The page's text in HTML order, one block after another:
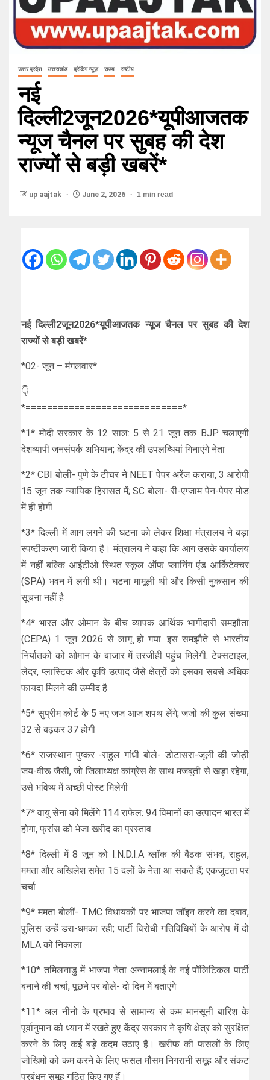
उत्तर प्रदेश उत्तराखंड ब्रेकिंग न्यूज़ राज्य राष्टीय
नई
दिल्ली2जून2026*यूपीआजतक
न्यूज चैनल पर सुबह की देश
राज्यों से बड़ी खबरें*
up aajtak June 2, 2026 1 min read
नई दिल्ली2जून2026*यूपीआजतक न्यूज चैनल पर सुबह की देश
राज्यों से बड़ी खबरें*
*02- जून – मंगलवार*
👇
*=============================*
*1* मोदी सरकार के 12 साल: 5 से 21 जून तक BJP चलाएगी
देशव्यापी जनसंपर्क अभियान; केंद्र की उपलब्धियां गिनाएंगे नेता
*2* CBI बोली- पुणे के टीचर ने NEET पेपर अरेंज कराया, 3 आरोपी
15 जून तक न्यायिक हिरासत में; SC बोला- री-एग्जाम पेन-पेपर मोड
में ही होगी
*3* दिल्ली में आग लगने की घटना को लेकर शिक्षा मंत्रालय ने बड़ा
स्पष्टीकरण जारी किया है। मंत्रालय ने कहा कि आग उसके कार्यालय
में नहीं बल्कि आईटीओ स्थित स्कूल ऑफ प्लानिंग एंड आर्किटेक्चर
(SPA) भवन में लगी थी। घटना मामूली थी और किसी नुकसान की
सूचना नहीं है
*4* भारत और ओमान के बीच व्यापक आर्थिक भागीदारी समझौता
(CEPA) 1 जून 2026 से लागू हो गया. इस समझौते से भारतीय
निर्यातकों को ओमान के बाजार में तरजीही पहुंच मिलेगी. टेक्सटाइल,
लेदर, प्लास्टिक और कृषि उत्पाद जैसे क्षेत्रों को इसका सबसे अधिक
फायदा मिलने की उम्मीद है.
*5* सुप्रीम कोर्ट के 5 नए जज आज शपथ लेंगे; जजों की कुल संख्या
32 से बढ़कर 37 होगी
*6* राजस्थान पुष्कर -राहुल गांधी बोले- डोटासरा-जूली की जोड़ी
जय-वीरू जैसी, जो जिलाध्यक्ष कांग्रेस के साथ मजबूती से खड़ा रहेगा,
उसे भविष्य में अच्छी पोस्ट मिलेगी
*7* वायु सेना को मिलेंगे 114 राफेल: 94 विमानों का उत्पादन भारत में
होगा, फ्रांस को भेजा खरीद का प्रस्ताव
*8* दिल्ली में 8 जून को I.N.D.I.A ब्लॉक की बैठक संभव, राहुल,
ममता और अखिलेश समेत 15 दलों के नेता आ सकते हैं; एकजुटता पर
चर्चा
*9* ममता बोलीं- TMC विधायकों पर भाजपा जॉइन करने का दबाव,
पुलिस उन्हें डरा-धमका रही; पार्टी विरोधी गतिविधियों के आरोप में दो
MLA को निकाला
*10* तमिलनाडु में भाजपा नेता अन्नामलाई के नई पॉलिटिकल पार्टी
बनाने की चर्चा, पूछने पर बोले- दो दिन में बताएंगे
*11* अल नीनो के प्रभाव से सामान्य से कम मानसूनी बारिश के
पूर्वानुमान को ध्यान में रखते हुए केंद्र सरकार ने कृषि क्षेत्र को सुरक्षित
करने के लिए कई बड़े कदम उठाए हैं। खरीफ की फसलों के लिए
जोखिमों को कम करने के लिए फसल मौसम निगरानी समूह और संकट
प्रबंधन समूह गठित किए गए हैं।